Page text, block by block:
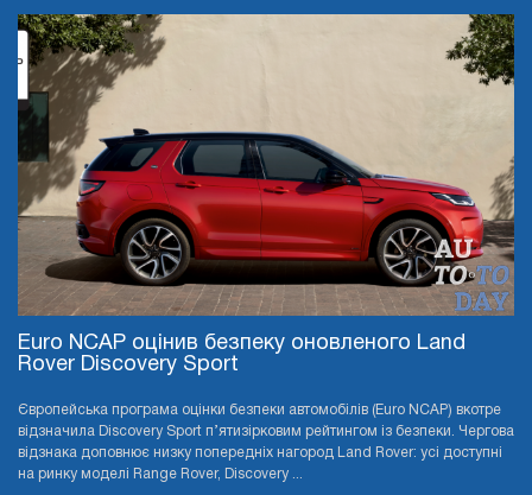
Euro NCAP оцінив безпеку оновленого Land
Rover Discovery Sport
Європейська програма оцінки безпеки автомобілів (Euro NCAP) вкотре
відзначила Discovery Sport п’ятизірковим рейтингом із безпеки. Чергова
відзнака доповнює низку попередніх нагород Land Rover: усі доступні
на ринку моделі Range Rover, Discovery ...